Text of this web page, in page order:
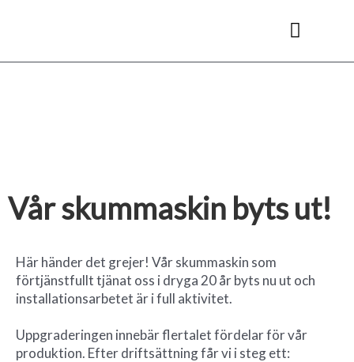
Vår skummaskin byts ut!
Här händer det grejer! Vår skummaskin som
förtjänstfullt tjänat oss i dryga 20 år byts nu ut och
installationsarbetet är i full aktivitet.
Uppgraderingen innebär flertalet fördelar för vår
produktion. Efter driftsättning får vi i steg ett: